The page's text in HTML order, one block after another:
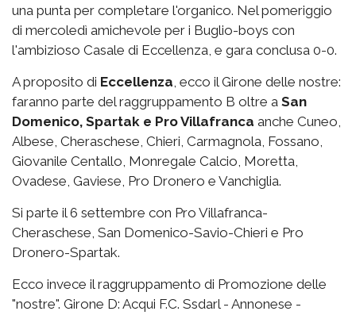
una punta per completare l'organico. Nel pomeriggio
di mercoledì amichevole per i Buglio-boys con
l'ambizioso Casale di Eccellenza, e gara conclusa 0-0.
A proposito di Eccellenza, ecco il Girone delle nostre:
faranno parte del raggruppamento B oltre a San
Domenico, Spartak e Pro Villafranca anche Cuneo,
Albese, Cheraschese, Chieri, Carmagnola, Fossano,
Giovanile Centallo, Monregale Calcio, Moretta,
Ovadese, Gaviese, Pro Dronero e Vanchiglia.
Si parte il 6 settembre con Pro Villafranca-
Cheraschese, San Domenico-Savio-Chieri e Pro
Dronero-Spartak.
Ecco invece il raggruppamento di Promozione delle
"nostre". Girone D: Acqui F.C. Ssdarl - Annonese -